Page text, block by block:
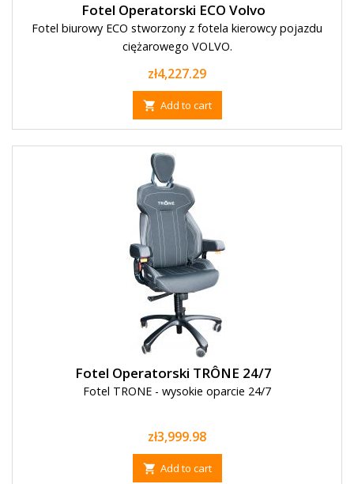
Fotel Operatorski ECO Volvo
Fotel biurowy ECO stworzony z fotela kierowcy pojazdu
ciężarowego VOLVO.
Price
zł4,227.29
 Add to cart
Fotel Operatorski TRÔNE 24/7
Fotel TRONE - wysokie oparcie 24/7
Price
zł3,999.98
 Add to cart